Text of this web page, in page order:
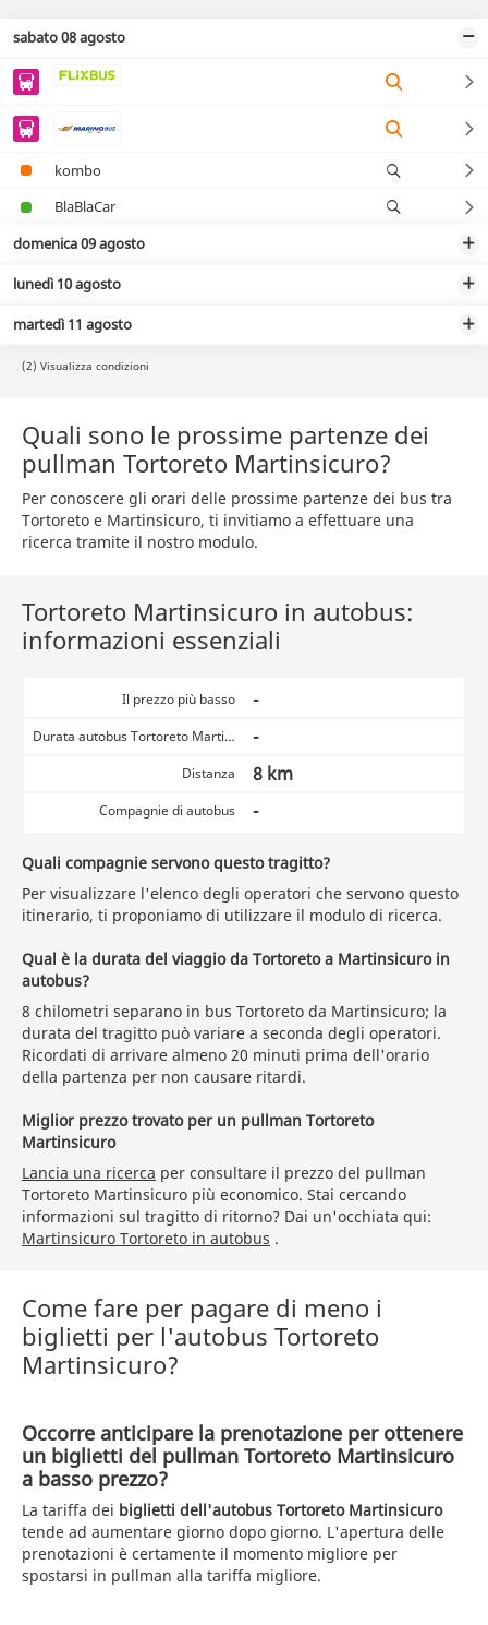
sabato 08 agosto
kombo
BlaBlaCar
domenica 09 agosto
lunedì 10 agosto
martedì 11 agosto
(2) Visualizza condizioni
Quali sono le prossime partenze dei
pullman Tortoreto Martinsicuro?
Per conoscere gli orari delle prossime partenze dei bus tra
Tortoreto e Martinsicuro, ti invitiamo a effettuare una
ricerca tramite il nostro modulo.
Tortoreto Martinsicuro in autobus:
informazioni essenziali
Il prezzo più basso -
Durata autobus Tortoreto Martinsicuro -
Distanza 8 km
Compagnie di autobus -
Quali compagnie servono questo tragitto?
Per visualizzare l'elenco degli operatori che servono questo
itinerario, ti proponiamo di utilizzare il modulo di ricerca.
Qual è la durata del viaggio da Tortoreto a Martinsicuro in
autobus?
8 chilometri separano in bus Tortoreto da Martinsicuro; la
durata del tragitto può variare a seconda degli operatori.
Ricordati di arrivare almeno 20 minuti prima dell'orario
della partenza per non causare ritardi.
Miglior prezzo trovato per un pullman Tortoreto
Martinsicuro
Lancia una ricerca per consultare il prezzo del pullman
Tortoreto Martinsicuro più economico. Stai cercando
informazioni sul tragitto di ritorno? Dai un'occhiata qui:
Martinsicuro Tortoreto in autobus .
Come fare per pagare di meno i
biglietti per l'autobus Tortoreto
Martinsicuro?
Occorre anticipare la prenotazione per ottenere
un biglietti del pullman Tortoreto Martinsicuro
a basso prezzo?
La tariffa dei biglietti dell'autobus Tortoreto Martinsicuro
tende ad aumentare giorno dopo giorno. L'apertura delle
prenotazioni è certamente il momento migliore per
spostarsi in pullman alla tariffa migliore.